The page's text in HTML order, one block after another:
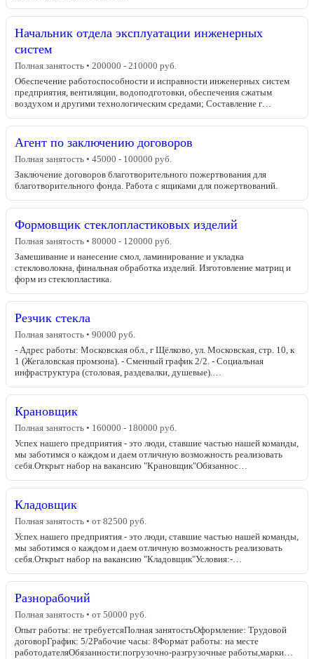
Начальник отдела эксплуатации инженерных
систем
Полная занятость • 200000 - 210000 руб.
Обеспечение работоспособности и исправности инженерных систем
предприятия, вентиляции, водоподготовки, обеспечения сжатым
воздухом и другими технологическим средами; Составление г…
Агент по заключению договоров
Полная занятость • 45000 - 100000 руб.
Заключение договоров благотворительного пожертвования для
благотворительного фонда. Работа с ящиками для пожертвований.
Формовщик стеклопластиковых изделий
Полная занятость • 80000 - 120000 руб.
Замешивание и нанесение смол, ламинирование и укладка
стекловолокна, финальная обработка изделий. Изготовление матриц и
форм из стеклопластика.
Резчик стекла
Полная занятость • 90000 руб.
- Адрес работы: Московская обл., г Щёлково, ул. Московская, стр. 10, к
1 (Жегаловская промзона). - Сменный график 2/2. - Социальная
инфраструктура (столовая, раздевалки, душевые).…
Крановщик
Полная занятость • 160000 - 180000 руб.
Успех нашего предприятия - это люди, ставшие частью нашей команды,
мы заботимся о каждом и даем отличную возможность реализовать
себя.Открыт набор на вакансию "Крановщик"Обязаннос…
Кладовщик
Полная занятость • от 82500 руб.
Успех нашего предприятия - это люди, ставшие частью нашей команды,
мы заботимся о каждом и даем отличную возможность реализовать
себя.Открыт набор на вакансию "Кладовщик"Условия:-…
Разнорабочий
Полная занятость • от 50000 руб.
Опыт работы: не требуетсяПолная занятостьОформление: Трудовой
договорГрафик: 5/2Рабочие часы: 8Формат работы: на месте
работодателяОбязанности:погрузочно-разгрузочные работы,марки…